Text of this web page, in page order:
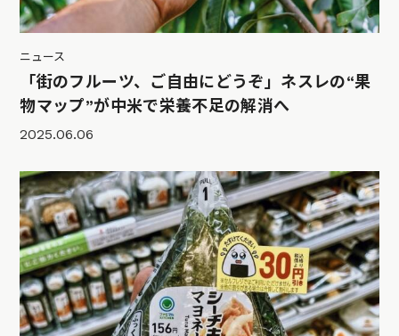
ニュース
「街のフルーツ、ご自由にどうぞ」ネスレの“果
物マップ”が中米で栄養不足の解消へ
2025.06.06